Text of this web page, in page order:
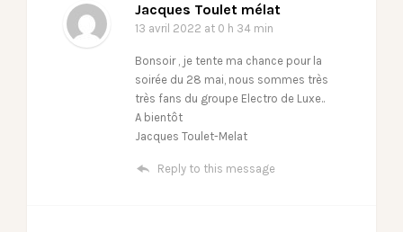
Jacques Toulet mélat
13 avril 2022 at 0 h 34 min
Bonsoir , je tente ma chance pour la
soirée du 28 mai, nous sommes très
très fans du groupe Electro de Luxe..
A bientôt
Jacques Toulet-Melat
Reply to this message